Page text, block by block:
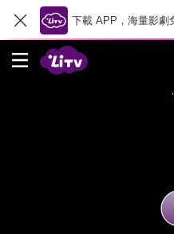
下載 APP，海量影劇